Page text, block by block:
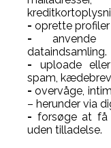
- oprette profiler
- anvende
dataindsamling.
- uploade
spam,
- overvåge,
– herunder via
- forsøge at få
uden tilladelse.